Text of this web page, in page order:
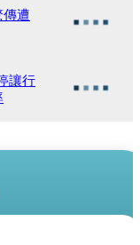
遭
讓行